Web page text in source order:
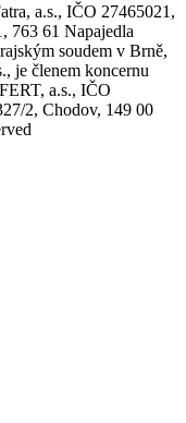
a.s., IČO 27465021,
763 61 Napajedla
soudem v Brně,
je členem koncernu
a.s., IČO
2, Chodov, 149 00